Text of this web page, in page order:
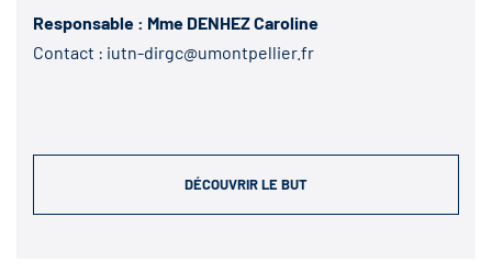
Responsable : Mme DENHEZ Caroline
Contact : iutn-dirgc@umontpellier.fr
DÉCOUVRIR LE BUT